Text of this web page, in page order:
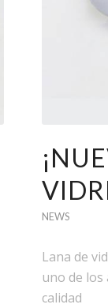
NEWS
Lana de
uno de
calidad